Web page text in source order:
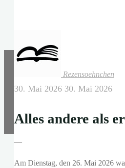
Rezensoehnchen
30. Mai 2026 30. Mai 2026
Alles andere als
—
Am Dienstag, den 26. Mai 2026